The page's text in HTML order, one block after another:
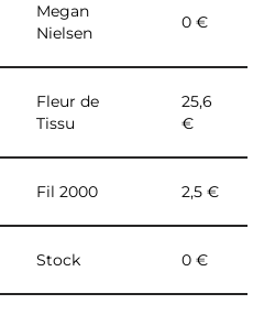
Megan
Nielsen
0 €
Fleur de
Tissu
25,6
€
Fil 2000 2,5 €
Stock 0 €